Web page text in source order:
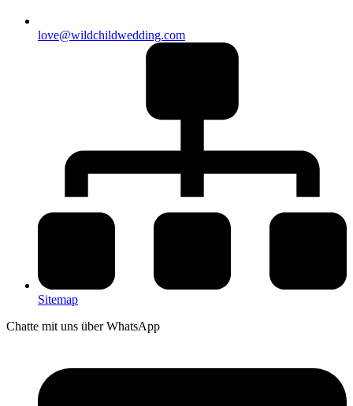
love@wildchildwedding.com
Sitemap
Chatte mit uns über WhatsApp